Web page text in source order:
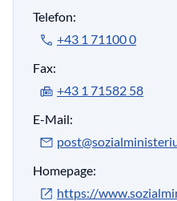
Telefon:
+43 1 71100 0
Fax:
+43 1 71582 58
E-Mail:
Homepage:
https://